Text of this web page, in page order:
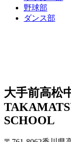
野球部
ダンス部
大手前高松
SCHOOL